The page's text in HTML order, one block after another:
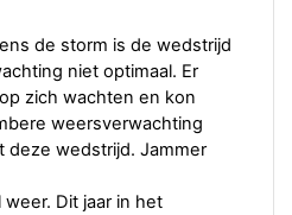
de storm is de wedstrijd
niet optimaal. Er
zich wachten en kon
weersverwachting
deze wedstrijd. Jammer
Dit jaar in het